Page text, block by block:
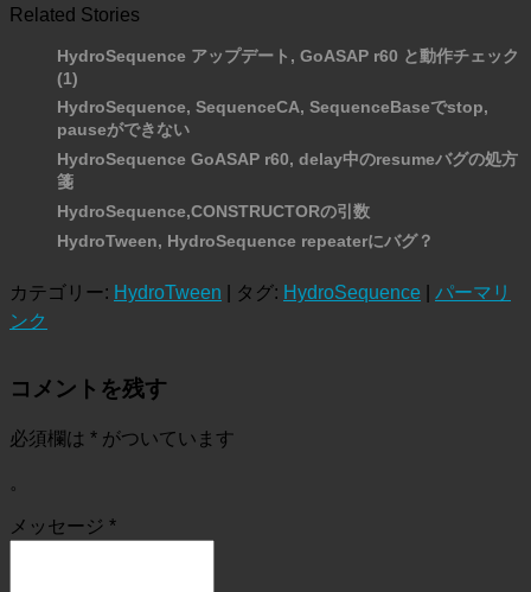
Related Stories
HydroSequence アップデート, GoASAP r60 と動作チェック
(1)
HydroSequence, SequenceCA, SequenceBaseでstop,
pauseができない
HydroSequence GoASAP r60, delay中のresumeバグの処方
箋
HydroSequence,CONSTRUCTORの引数
HydroTween, HydroSequence repeaterにバグ？
カテゴリー: HydroTween | タグ: HydroSequence
パーマリ
ンク
コメントを残す
必須欄は * がついています
。
メッセージ *